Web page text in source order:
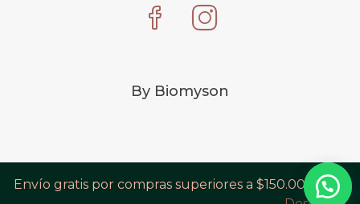
By Biomyson
Envío gratis por compras superiores a $150.000